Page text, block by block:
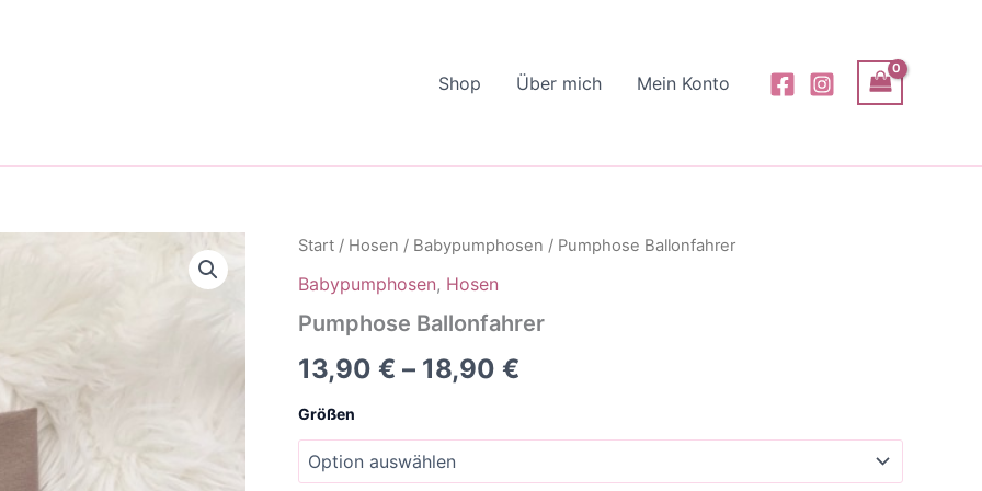
Shop Über mich Mein Konto
Start / Hosen / Babypumphosen / Pumphose Ballonfahrer
Babypumphosen, Hosen
Pumphose Ballonfahrer
13,90 € – 18,90 €
Größen